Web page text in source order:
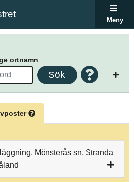
Meny
ortnamn
Sök
Mönsterås sn, Stranda